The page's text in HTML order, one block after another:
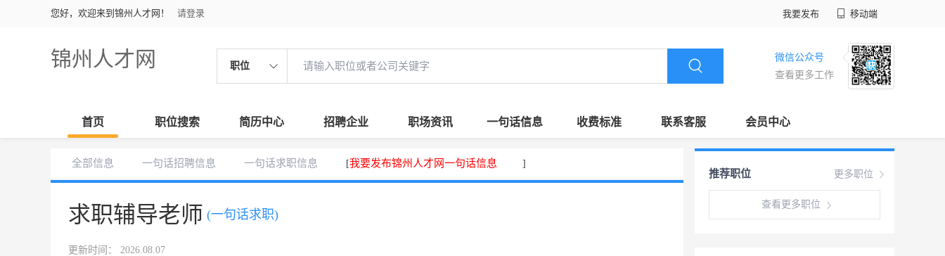
您好，欢迎来到锦州人才网！ 请登录 我要发布 移动端
锦州人才网 职位
微信公众号
查看更多工作
首页 职位搜索 简历中心 招聘企业 职场资讯 一句话信息 收费标准 联系客服 会员中心
全部信息 一句话招聘信息 一句话求职信息 [我要发布锦州人才网一句话信息 ]
求职辅导老师 (一句话求职)
更新时间： 2026.08.07
更多职位
推荐职位
查看更多职位